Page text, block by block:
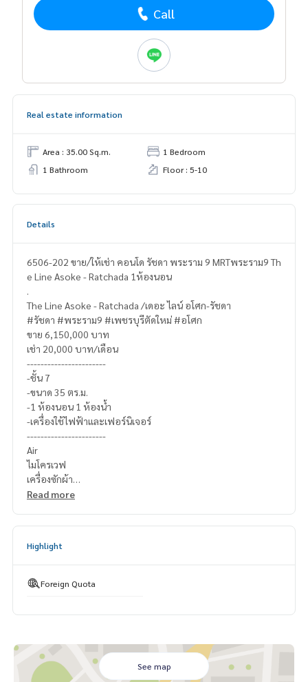
Call
Real estate information
Area : 35.00 Sq.m.
1 Bedroom
1 Bathroom
Floor : 5-10
Details
6506-202 ขาย/ให้เช่า คอนโด รัชดา พระราม 9 MRTพระราม9 Th
e Line Asoke - Ratchada 1ห้องนอน
.
The Line Asoke - Ratchada /เดอะ ไลน์ อโศก-รัชดา
#รัชดา #พระราม9 #เพชรบุรีตัดใหม่ #อโศก
ขาย 6,150,000 บาท
เช่า 20,000 บาท/เดือน
-----------------------
-ชั้น 7
-ขนาด 35 ตร.ม.
-1 ห้องนอน 1 ห้องน้ำ
-เครื่องใช้ไฟฟ้าและเฟอร์นิเจอร์
-----------------------
Air
ไมโครเวฟ
เครื่องซักผ้า
ตู้เย็น
โซฟา
-----------------------
(ไทย) K.เอ็กซ์ ปริณวัชญณ์095-645-9656
(Eng) K.Belle
098-654-2399
Read more
Highlight
Foreign Quota
See map